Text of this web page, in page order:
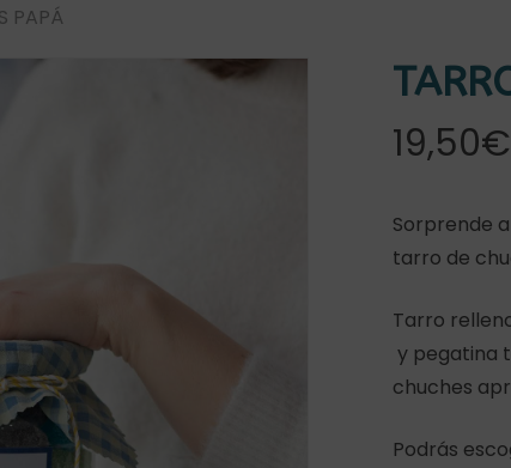
PAPÁ
19,50€
Sorprende
tarro de
Tarro
y pegatina
chuches
Podrás